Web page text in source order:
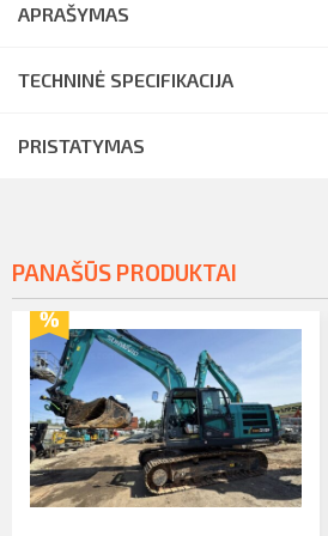
APRAŠYMAS
TECHNINĖ SPECIFIKACIJA
PRISTATYMAS
PANAŠŪS PRODUKTAI